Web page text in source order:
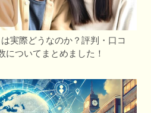
実際どうなのか？評判・口コ
についてまとめました！